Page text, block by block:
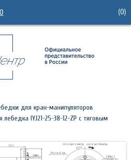
(0)
для кран-манипуляторов
IYJ21-25-38-12-ZP с тяговым